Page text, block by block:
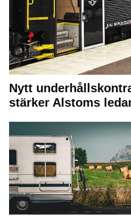
Nytt
stärker Alstoms